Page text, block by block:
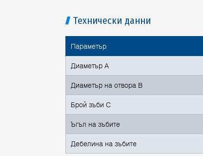
Технически данни
Параметър
Диаметър A
Диаметър на отвора B
Брой зъби C
Ъгъл на зъбите
Дебелина на зъбите